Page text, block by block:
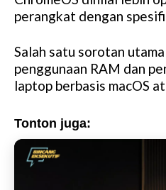
perangkat dengan
Salah satu sorotan
penggunaan RAM dan
laptop berbasis macOS
Tonton juga: